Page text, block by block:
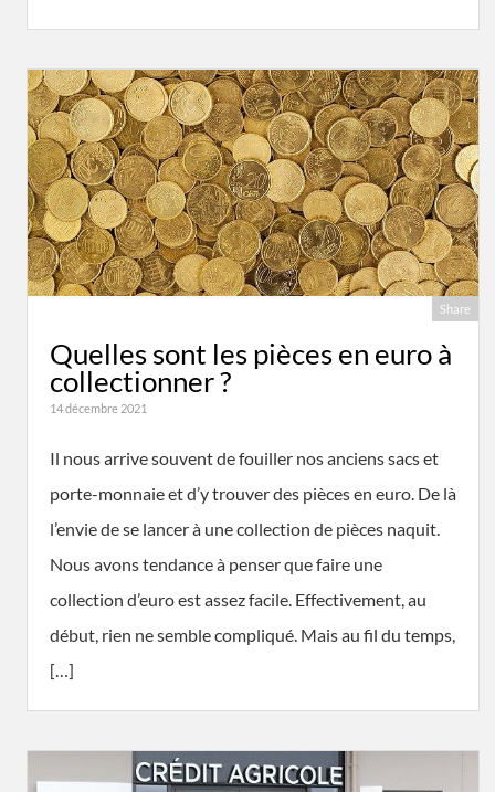
Share
Quelles sont les pièces en euro à
collectionner ?
14 décembre 2021
Il nous arrive souvent de fouiller nos anciens sacs et
porte-monnaie et d’y trouver des pièces en euro. De là
l’envie de se lancer à une collection de pièces naquit.
Nous avons tendance à penser que faire une
collection d’euro est assez facile. Effectivement, au
début, rien ne semble compliqué. Mais au fil du temps,
[…]